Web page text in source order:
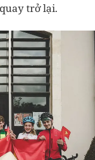
trở lại.